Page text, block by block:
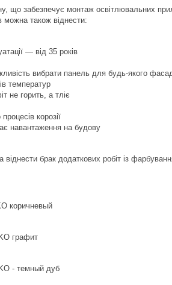
що забезпечує монтаж освітлювальних
можна також віднести:
— від 35 років
вибрати панель для будь-якого
температур
не горить, а тліє
корозії
навантаження на будову
брак додаткових робіт із